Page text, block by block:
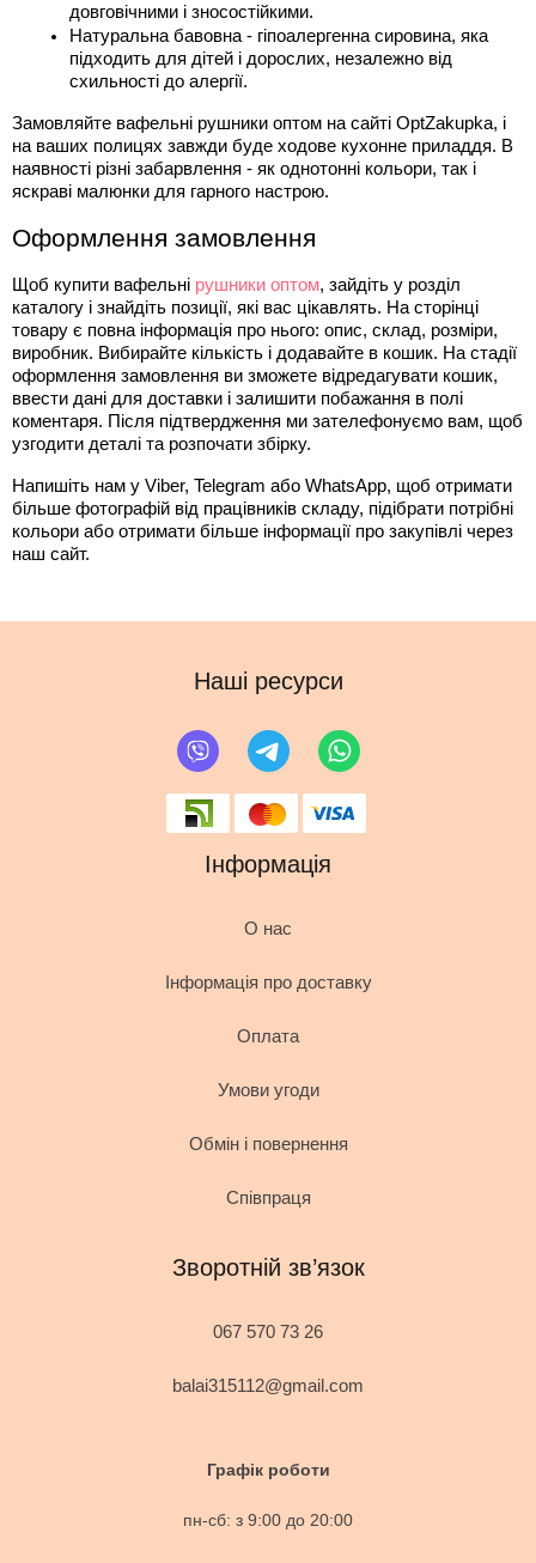
довговічними і зносостійкими.
Натуральна бавовна - гіпоалергенна сировина, яка
підходить для дітей і дорослих, незалежно від
схильності до алергії.
Замовляйте вафельні рушники оптом на сайті OptZakupka, і
на ваших полицях завжди буде ходове кухонне приладдя. В
наявності різні забарвлення - як однотонні кольори, так і
яскраві малюнки для гарного настрою.
Оформлення замовлення
Щоб купити вафельні рушники оптом, зайдіть у розділ
каталогу і знайдіть позиції, які вас цікавлять. На сторінці
товару є повна інформація про нього: опис, склад, розміри,
виробник. Вибирайте кількість і додавайте в кошик. На стадії
оформлення замовлення ви зможете відредагувати кошик,
ввести дані для доставки і залишити побажання в полі
коментаря. Після підтвердження ми зателефонуємо вам, щоб
узгодити деталі та розпочати збірку.
Напишіть нам у Viber, Telegram або WhatsApp, щоб отримати
більше фотографій від працівників складу, підібрати потрібні
кольори або отримати більше інформації про закупівлі через
наш сайт.
Наші ресурси
Інформація
О нас
Інформація про доставку
Оплата
Умови угоди
Обмін і повернення
Співпраця
Зворотній зв’язок
067 570 73 26
balai315112@gmail.com
Графік роботи
пн-сб: з 9:00 до 20:00